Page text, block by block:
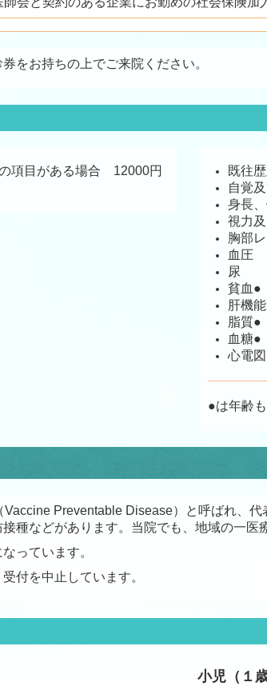
をお持ちの上でご来院ください。
目がある場合 12000円
既往
自覚
身長
視力
胸部
血圧
尿
貧血 ●
肝機能
脂質●
血糖●
心電図
●は年齢
Preventable Disease）と呼ばれ、
種などがあります。当院でも、地域の一医
っています。
付を中止しています。
小児（１